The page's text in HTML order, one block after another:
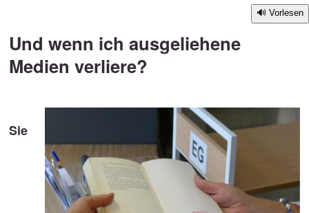
Vorlesen
Und wenn ich ausgeliehene
Medien verliere?
Sie